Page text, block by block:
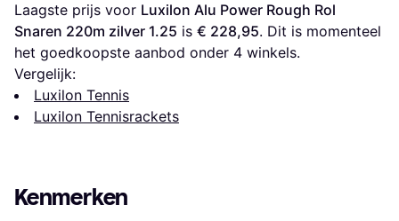
Laagste prijs voor Luxilon Alu Power Rough Rol
Snaren 220m zilver 1.25 is € 228,95. Dit is momenteel
het goedkoopste aanbod onder 4 winkels.
Vergelijk:
Luxilon Tennis
Luxilon Tennisrackets
Kenmerken